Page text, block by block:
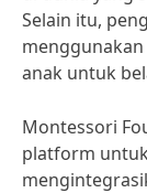
Selain itu,
anak untuk
Montessori
platform